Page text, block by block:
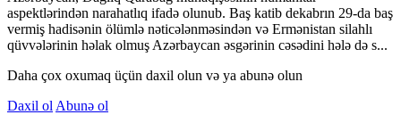
aspektlərindən narahatlıq ifadə olunub. Baş katib dekabrın 29-da baş
vermiş hadisənin ölümlə nəticələnməsindən və Ermənistan silahlı
qüvvələrinin həlak olmuş Azərbaycan əsgərinin cəsədini hələ də s...
Daha çox oxumaq üçün daxil olun və ya abunə olun
Daxil ol Abunə ol